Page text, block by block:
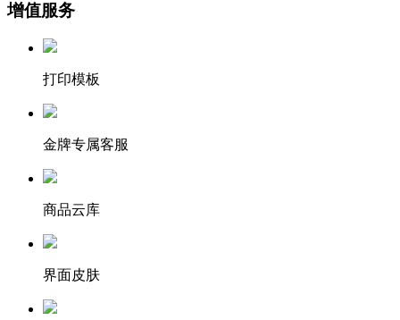
增值服务
打印模板
金牌专属客服
商品云库
界面皮肤